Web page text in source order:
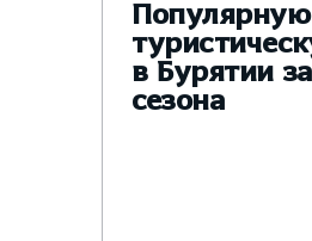
Популярную
в Бурятии
сезона